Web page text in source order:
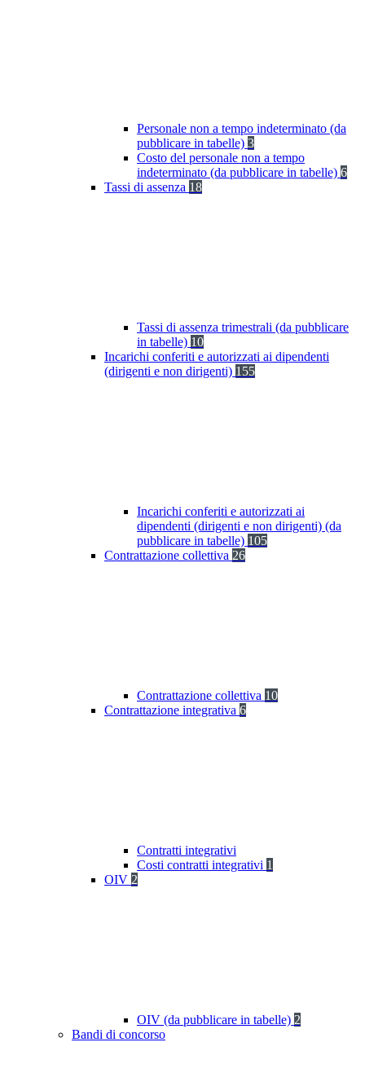
Personale non a tempo indeterminato (da
pubblicare in tabelle) 3
Costo del personale non a tempo
indeterminato (da pubblicare in tabelle) 6
Tassi di assenza 18
Tassi di assenza trimestrali (da pubblicare
in tabelle) 10
Incarichi conferiti e autorizzati ai dipendenti
(dirigenti e non dirigenti) 155
Incarichi conferiti e autorizzati ai
dipendenti (dirigenti e non dirigenti) (da
pubblicare in tabelle) 105
Contrattazione collettiva 26
Contrattazione collettiva 10
Contrattazione integrativa 6
Contratti integrativi
Costi contratti integrativi 1
OIV 2
OIV (da pubblicare in tabelle) 2
Bandi di concorso